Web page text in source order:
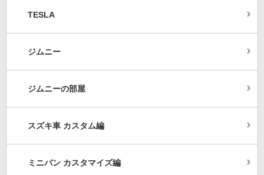
TESLA
ジムニー
ジムニーの部屋
スズキ車 カスタム編
ミニバン カスタマイズ編